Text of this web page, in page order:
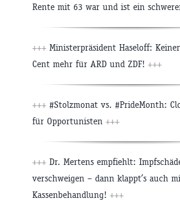
Rente mit 63 war und ist ein
+++ Ministerpräsident Haseloff:
Cent mehr für ARD und ZDF! +++
+++ #Stolzmonat vs. #PrideMonth:
für Opportunisten +++
+++ Dr. Mertens empfiehlt:
verschweigen – dann klappt’s auch
Kassenbehandlung! +++